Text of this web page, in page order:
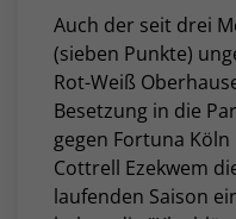
Auch der seit drei
(sieben Punkte)
Rot-Weiß
Besetzung in die
gegen Fortuna
Cottrell Ezekwem
laufenden Saison